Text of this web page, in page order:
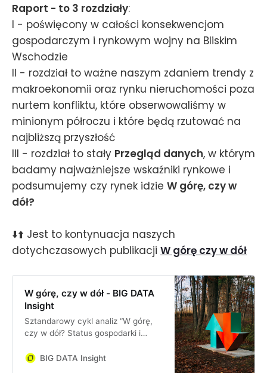
Raport - to 3 rozdziały:
I - poświęcony w całości konsekwencjom
gospodarczym i rynkowym wojny na Bliskim
Wschodzie
II - rozdział to ważne naszym zdaniem trendy z
makroekonomii oraz rynku nieruchomości poza
nurtem konfliktu, które obserwowaliśmy w
minionym półroczu i które będą rzutować na
najbliższą przyszłość
III - rozdział to stały Przegląd danych, w którym
badamy najważniejsze wskaźniki rynkowe i
podsumujemy czy rynek idzie W górę, czy w
dół?
⬇️⬆️ Jest to kontynuacja naszych
dotychczasowych publikacji W górę czy w dół
W górę, czy w dół - BIG DATA
Insight
Sztandarowy cykl analiz “W górę,
czy w dół? Status gospodarki i
obejmuje cykliczny monitoring
BIG DATA Insight